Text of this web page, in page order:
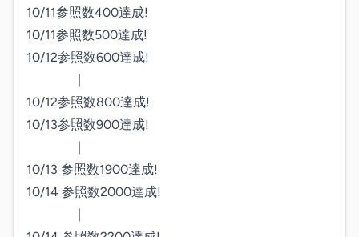
10/11参照数400達成!
10/11参照数500達成!
10/12参照数600達成!
|
10/12参照数800達成!
10/13参照数900達成!
|
10/13 参照数1900達成!
10/14 参照数2000達成!
|